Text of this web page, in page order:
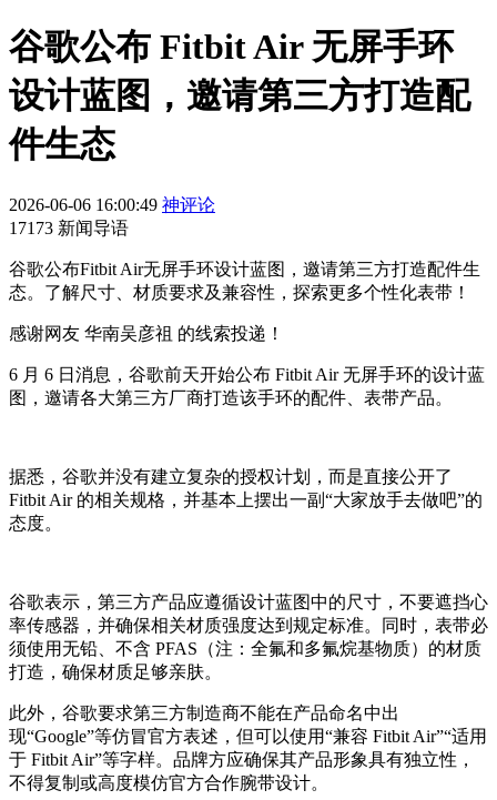
谷歌公布 Fitbit Air 无屏手环
设计蓝图，邀请第三方打造配
件生态
2026-06-06 16:00:49 神评论
17173 新闻导语
谷歌公布Fitbit Air无屏手环设计蓝图，邀请第三方打造配件生
态。了解尺寸、材质要求及兼容性，探索更多个性化表带！
感谢网友 华南吴彦祖 的线索投递！
6 月 6 日消息，谷歌前天开始公布 Fitbit Air 无屏手环的设计蓝
图，邀请各大第三方厂商打造该手环的配件、表带产品。
据悉，谷歌并没有建立复杂的授权计划，而是直接公开了
Fitbit Air 的相关规格，并基本上摆出一副“大家放手去做吧”的
态度。
谷歌表示，第三方产品应遵循设计蓝图中的尺寸，不要遮挡心
率传感器，并确保相关材质强度达到规定标准。同时，表带必
须使用无铅、不含 PFAS（注：全氟和多氟烷基物质）的材质
打造，确保材质足够亲肤。
此外，谷歌要求第三方制造商不能在产品命名中出
现“Google”等仿冒官方表述，但可以使用“兼容 Fitbit Air”“适用
于 Fitbit Air”等字样。品牌方应确保其产品形象具有独立性，
不得复制或高度模仿官方合作腕带设计。